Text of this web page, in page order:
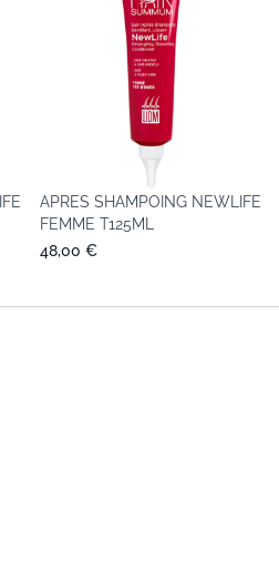
APRES SHAMPOING NEWLIFE
FEMME T125ML
48,00 €